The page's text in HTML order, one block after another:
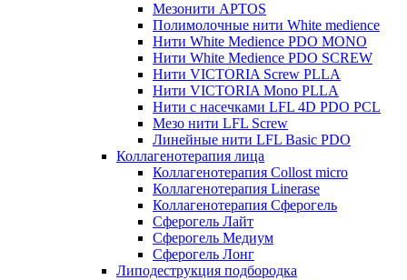
Мезонити APTOS
Полимолочные нити White medience
Нити White Medience PDO MONO
Нити White Medience PDO SCREW
Нити VICTORIA Screw PLLA
Нити VICTORIA Mono PLLA
Нити с насечками LFL 4D PDO PCL
Мезо нити LFL Screw
Линейные нити LFL Basic PDO
Коллагенотерапия лица
Коллагенотерапия Collost micro
Коллагенотерапия Linerase
Коллагенотерапия Сферогель
Сферогель Лайт
Сферогель Медиум
Сферогель Лонг
Липодеструкция подбородка